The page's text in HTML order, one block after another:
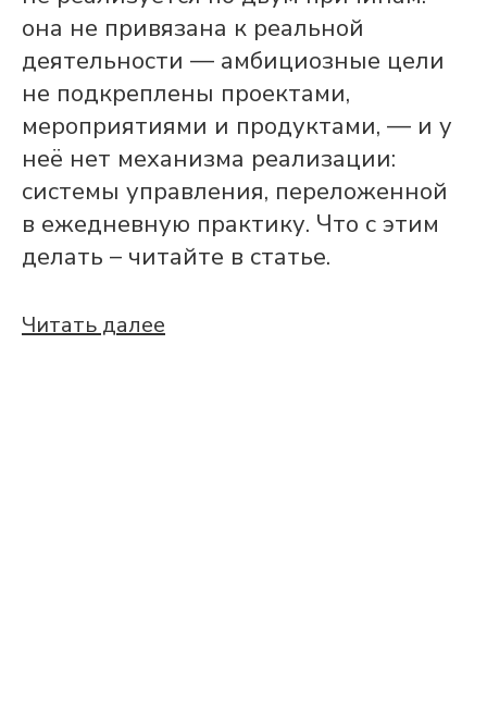
она не привязана к реальной
деятельности — амбициозные цели
не подкреплены проектами,
мероприятиями и продуктами, — и у
неё нет механизма реализации:
системы управления, переложенной
в ежедневную практику. Что с этим
делать – читайте в статье.
Читать далее